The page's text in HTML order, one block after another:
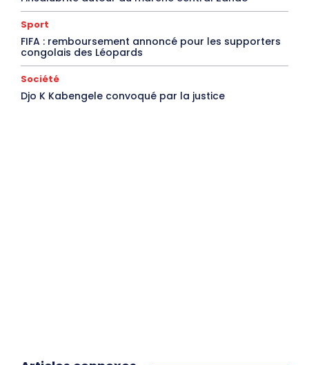
Sport
FIFA : remboursement annoncé pour les supporters
congolais des Léopards
Société
Djo K Kabengele convoqué par la justice